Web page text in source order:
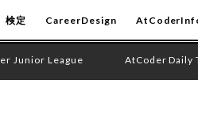
検定 CareerDesign
Junior League AtCoder Daily